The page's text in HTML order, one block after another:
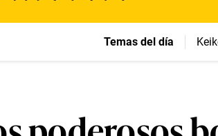
Temas del día